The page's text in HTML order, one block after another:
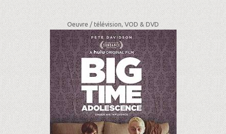
Oeuvre / télévision, VOD & DVD